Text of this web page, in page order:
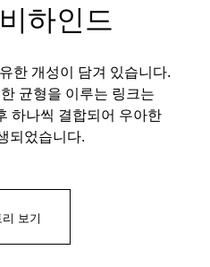
하인드
한 개성이 담겨 있습니다.
균형을 이루는 링크는
하나씩 결합되어 우아한
되었습니다.
보기